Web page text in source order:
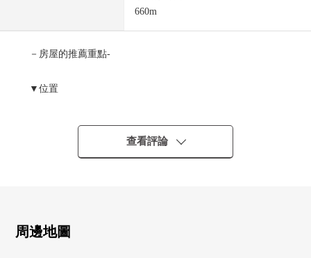
660m
－房屋的推薦重點-
▼位置
・小田急小田原線"小田原"車站步行7分鐘
・2線路能利用，便於通勤、上學
能在喜歡的廠商、建築公司建造
查看評論
周邊地圖